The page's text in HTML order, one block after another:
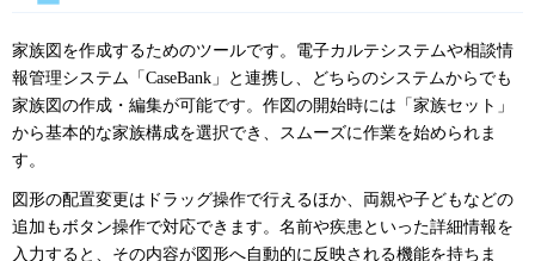
家族図を作成するためのツールです。電子カルテシステムや相談情
報管理システム「CaseBank」と連携し、どちらのシステムからでも
家族図の作成・編集が可能です。作図の開始時には「家族セット」
から基本的な家族構成を選択でき、スムーズに作業を始められま
す。
図形の配置変更はドラッグ操作で行えるほか、両親や子どもなどの
追加もボタン操作で対応できます。名前や疾患といった詳細情報を
入力すると、その内容が図形へ自動的に反映される機能を持ちま